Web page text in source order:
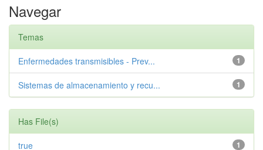
Navegar
Temas
1
Enfermedades transmisibles - Prev...
1
Sistemas de almacenamiento y recu...
Has File(s)
1
true